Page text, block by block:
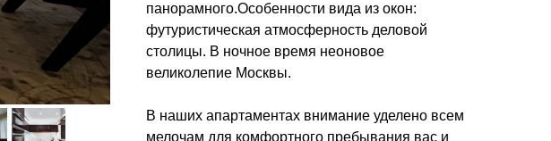
панорамного.Особенности вида из окон:
футуристическая атмосферность деловой
столицы. В ночное время неоновое
великолепие Москвы.
В наших апартаментах внимание уделено всем
мелочам для комфортного пребывания вас и